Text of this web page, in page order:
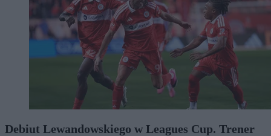
Debiut Lewandowskiego w Leagues Cup. Trener